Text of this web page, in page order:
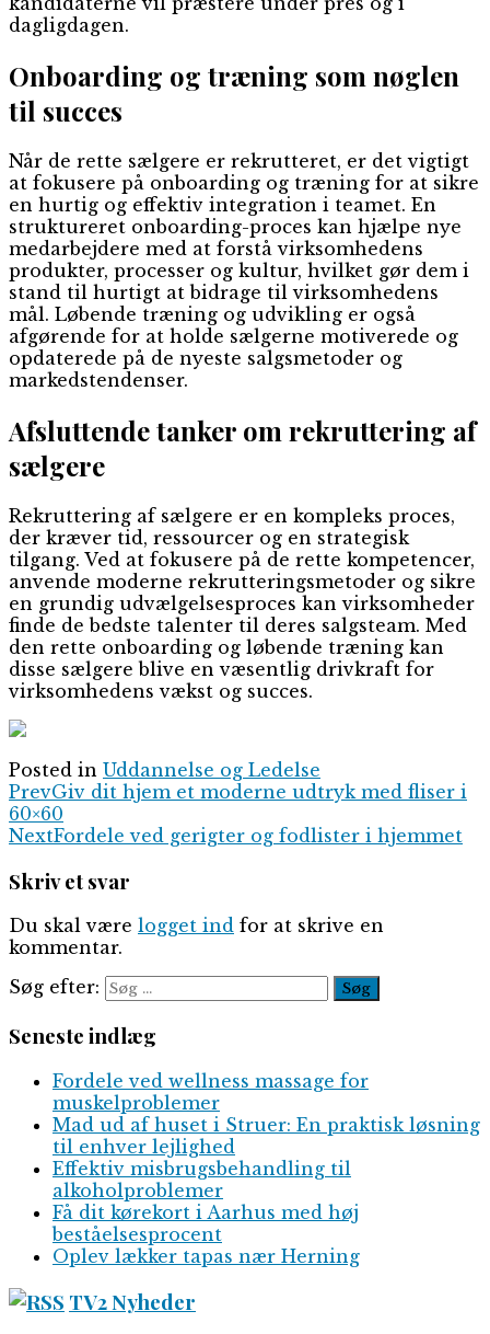
dagligdagen.
Onboarding og træning som nøglen
til succes
Når de rette sælgere er rekrutteret, er det vigtigt
at fokusere på onboarding og træning for at sikre
en hurtig og effektiv integration i teamet. En
struktureret onboarding-proces kan hjælpe nye
medarbejdere med at forstå virksomhedens
produkter, processer og kultur, hvilket gør dem i
stand til hurtigt at bidrage til virksomhedens
mål. Løbende træning og udvikling er også
afgørende for at holde sælgerne motiverede og
opdaterede på de nyeste salgsmetoder og
markedstendenser.
Afsluttende tanker om rekruttering af
sælgere
Rekruttering af sælgere er en kompleks proces,
der kræver tid, ressourcer og en strategisk
tilgang. Ved at fokusere på de rette kompetencer,
anvende moderne rekrutteringsmetoder og sikre
en grundig udvælgelsesproces kan virksomheder
finde de bedste talenter til deres salgsteam. Med
den rette onboarding og løbende træning kan
disse sælgere blive en væsentlig drivkraft for
virksomhedens vækst og succes.
Posted in Uddannelse og Ledelse
PrevGiv dit hjem et moderne udtryk med fliser i
60×60
NextFordele ved gerigter og fodlister i hjemmet
Skriv et svar
Du skal være logget ind for at skrive en
kommentar.
Søg efter:
Seneste indlæg
Fordele ved wellness massage for
muskelproblemer
Mad ud af huset i Struer: En praktisk løsning
til enhver lejlighed
Effektiv misbrugsbehandling til
alkoholproblemer
Få dit kørekort i Aarhus med høj
beståelsesprocent
Oplev lækker tapas nær Herning
TV2 Nyheder